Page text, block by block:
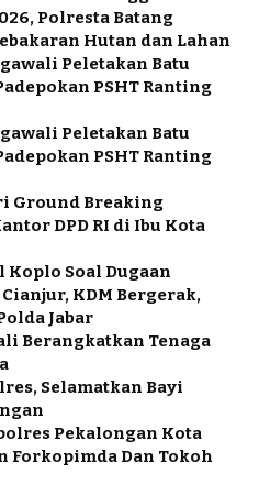
Polresta Batang
Hutan dan Lahan
Peletakan Batu
PSHT Ranting
Peletakan Batu
PSHT Ranting
Ground Breaking
DPD RI di Ibu Kota
Koplo Soal Dugaan
KDM Bergerak,
Jabar
Berangkatkan Tenaga
Selamatkan Bayi
Pekalongan Kota
Forkopimda Dan Tokoh